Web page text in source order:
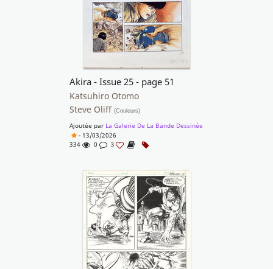
Akira - Issue 25 - page 51
Katsuhiro Otomo
Steve Oliff (Couleurs)
Ajoutée par La Galerie De La Bande Dessinée
- 13/03/2026
334
0 3